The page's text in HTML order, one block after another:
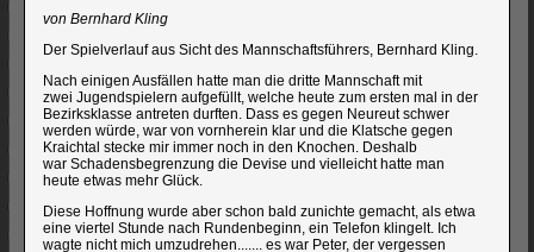
von Bernhard Kling
Der Spielverlauf aus Sicht des Mannschaftsführers, Bernhard Kling.
Nach einigen Ausfällen hatte man die dritte Mannschaft mit
zwei Jugendspielern aufgefüllt, welche heute zum ersten mal in der
Bezirksklasse antreten durften. Dass es gegen Neureut schwer
werden würde, war von vornherein klar und die Klatsche gegen
Kraichtal stecke mir immer noch in den Knochen. Deshalb
war Schadensbegrenzung die Devise und vielleicht hatte man
heute etwas mehr Glück.
Diese Hoffnung wurde aber schon bald zunichte gemacht, als etwa
eine viertel Stunde nach Rundenbeginn, ein Telefon klingelt. Ich
wagte nicht mich umzudrehen....... es war Peter, der vergessen